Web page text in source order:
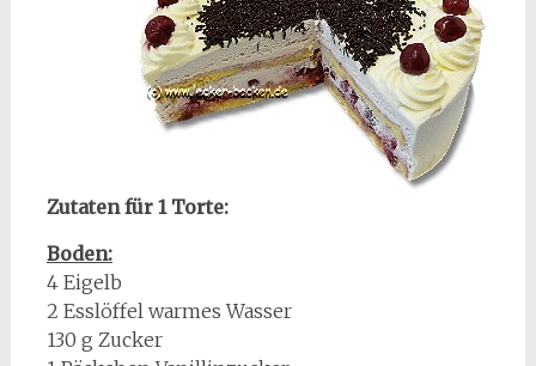
Zutaten für 1 Torte:
Boden:
4 Eigelb
2 Esslöffel warmes Wasser
130 g Zucker